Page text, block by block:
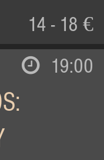
14 - 18 €
19:00